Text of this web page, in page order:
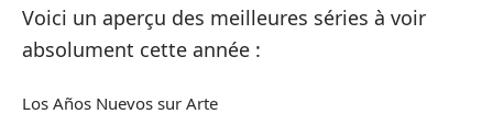
Voici un aperçu des meilleures séries à voir
absolument cette année :
Los Años Nuevos sur Arte